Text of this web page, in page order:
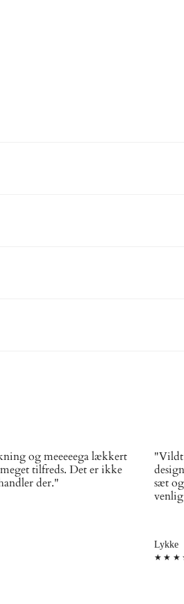
og meeeeega lækkert
tilfreds. Det er ikke
der."
"Vildt
sæt
Lykke